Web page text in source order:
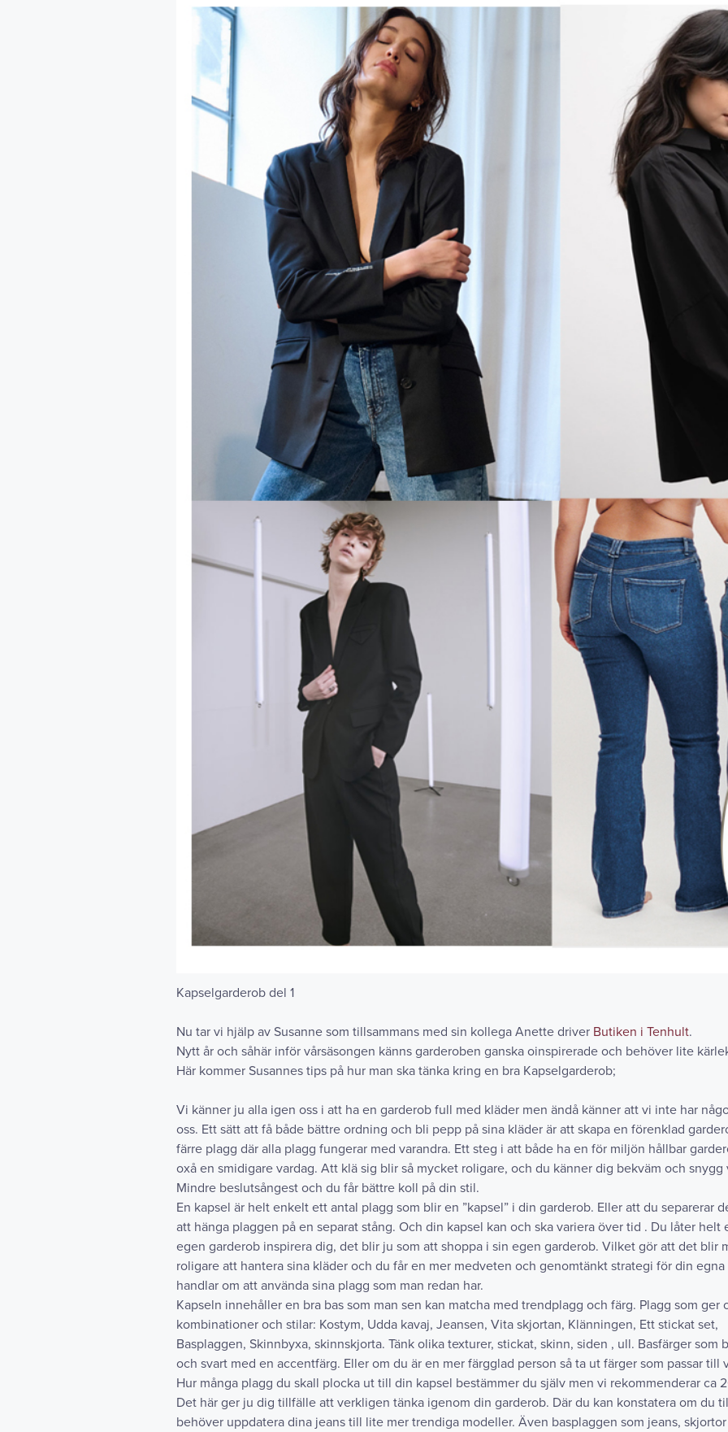
Kapselgarderob del 1
Nu tar vi hjälp av Susanne som tillsammans med sin kollega Anette driver Butiken i Tenhult.
Nytt år och såhär inför vårsäsongen känns garderoben ganska oinspirerade och behöver lite
Här kommer Susannes tips på hur man ska tänka kring en bra Kapselgarderob;
Vi känner ju alla igen oss i att ha en garderob full med kläder men ändå känner att vi inte har
oss. Ett sätt att få både bättre ordning och bli pepp på sina kläder är att skapa en förenklad
färre plagg där alla plagg fungerar med varandra. Ett steg i att både ha en för miljön hållbar
oxå en smidigare vardag. Att klä sig blir så mycket roligare, och du känner dig bekväm och snygg
Mindre beslutsångest och du får bättre koll på din stil.
En kapsel är helt enkelt ett antal plagg som blir en ”kapsel” i din garderob. Eller att du separerar
att hänga plaggen på en separat stång. Och din kapsel kan och ska variera över tid . Du låter helt
egen garderob inspirera dig, det blir ju som att shoppa i sin egen garderob. Vilket gör att det blir
roligare att hantera sina kläder och du får en mer medveten och genomtänkt strategi för din
handlar om att använda sina plagg som man redan har.
Kapseln innehåller en bra bas som man sen kan matcha med trendplagg och färg. Plagg som ger
kombinationer och stilar: Kostym, Udda kavaj, Jeansen, Vita skjortan, Klänningen, Ett stickat set,
Basplaggen, Skinnbyxa, skinnskjorta. Tänk olika texturer, stickat, skinn, siden , ull. Basfärger som
och svart med en accentfärg. Eller om du är en mer färgglad person så ta ut färger som passar till
Hur många plagg du skall plocka ut till din kapsel bestämmer du själv men vi rekommenderar ca
Det här ger ju dig tillfälle att verkligen tänka igenom din garderob. Där du kan konstatera om du
behöver uppdatera dina jeans till lite mer trendiga modeller. Även basplaggen som jeans,